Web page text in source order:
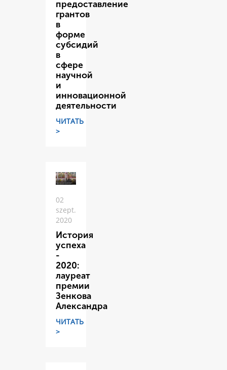
предоставление
грантов
в
форме
субсидий
в
сфере
научной
и
инновационной
деятельности
ЧИТАТЬ
>
02
szept.
2020
История
успеха
-
2020:
лауреат
премии
Зенкова
Александра
ЧИТАТЬ
>